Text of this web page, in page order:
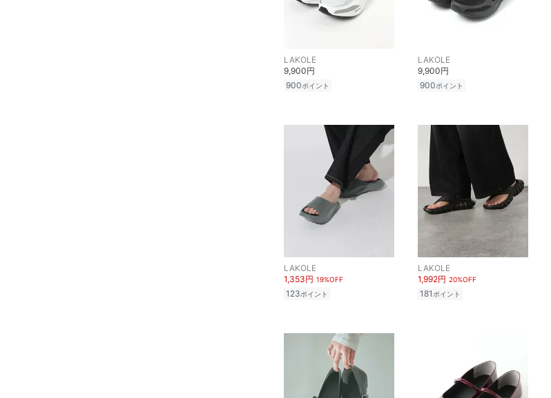
LAKOLE
9,900円
900ポイント
LAKOLE
9,900円
900ポイント
LAKOLE
1,353円 19%OFF
123ポイント
LAKOLE
1,992円 20%OFF
181 ポイント